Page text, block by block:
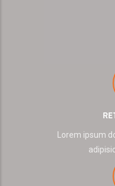
Lorem ipsum